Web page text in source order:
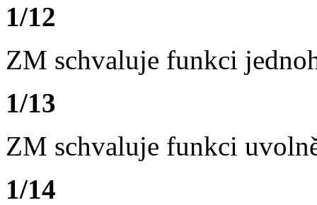
1/12
ZM schvaluje funkci
1/13
ZM schvaluje funkci
1/14